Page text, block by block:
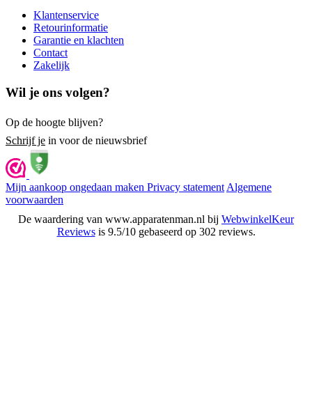
Klantenservice
Retourinformatie
Garantie en klachten
Contact
Zakelijk
Wil je ons volgen?
Op de hoogte blijven?
Schrijf je in voor de nieuwsbrief
Mijn aankoop ongedaan maken Privacy statement Algemene
voorwaarden
De waardering van www.apparatenman.nl bij WebwinkelKeur
Reviewsis 9.5/10 gebaseerd op 302 reviews.